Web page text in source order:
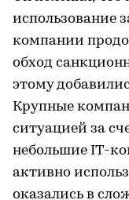
использование
компании
обход
этому
Крупные
ситуацией за
небольшие IT-
активно
оказались в